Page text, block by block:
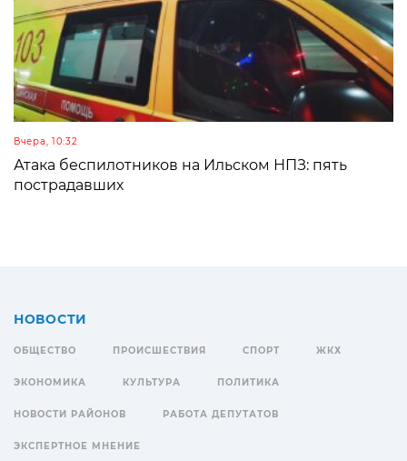
Вчера, 10:32
Атака беспилотников на Ильском НПЗ: пять
пострадавших
НОВОСТИ
ОБЩЕСТВО ПРОИСШЕСТВИЯ СПОРТ ЖКХ
ЭКОНОМИКА КУЛЬТУРА ПОЛИТИКА
НОВОСТИ РАЙОНОВ РАБОТА ДЕПУТАТОВ
ЭКСПЕРТНОЕ МНЕНИЕ